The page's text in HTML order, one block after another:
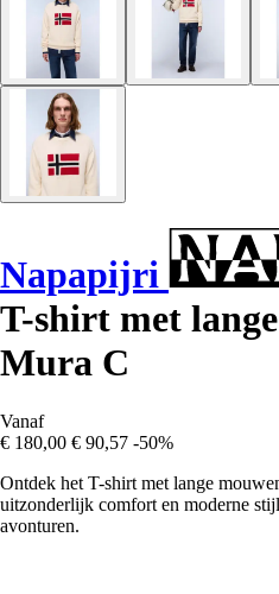
Napapijri
T-shirt met
Mura C
Vanaf
€ 180,00 € 90,57 -50%
Ontdek het T-shirt met lange
uitzonderlijk comfort en moderne
avonturen.